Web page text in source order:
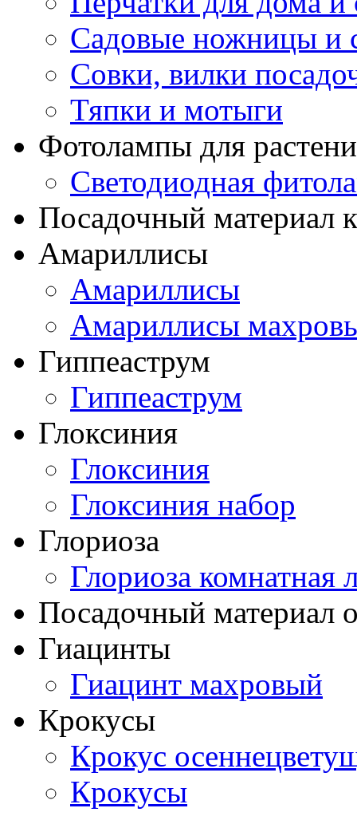
Садовые ножницы и
Совки, вилки
Тяпки и мотыги
Фотолампы для
Светодиодная
Посадочный материал
Амариллисы
Амариллисы
Амариллисы
Гиппеаструм
Гиппеаструм
Глоксиния
Глоксиния
Глоксиния набор
Глориоза
Глориоза комнатная
Посадочный материал
Гиацинты
Гиацинт махровый
Крокусы
Крокус
Крокусы